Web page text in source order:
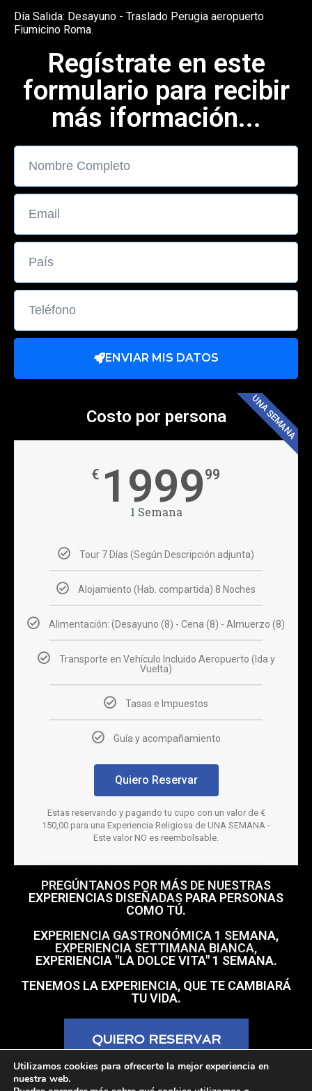
Día Salida: Desayuno - Traslado Perugia aeropuerto
Fiumicino Roma.
Regístrate en este
formulario para recibir
más iformación...
ENVIAR MIS DATOS
Costo por persona
€ 199999
1 Semana
Tour 7 Días (Según Descripción adjunta)
Alojamiento (Hab. compartida) 8 Noches
Alimentación: (Desayuno (8) - Cena (8) - Almuerzo (8)
Transporte en Vehículo Incluido Aeropuerto (Ida y
Vuelta)
Tasas e Impuestos
Guía y acompañamiento
Quiero Reservar
Estas reservando y pagando tu cupo con un valor de €
150,00 para una Experiencia Religiosa de UNA SEMANA -
Este valor NO es reembolsable.
UNA SEMANA
PREGÚNTANOS POR MÁS DE NUESTRAS
EXPERIENCIAS DISEÑADAS PARA PERSONAS
COMO TÚ.
EXPERIENCIA GASTRONÓMICA 1 SEMANA,
EXPERIENCIA SETTIMANA BIANCA,
EXPERIENCIA "LA DOLCE VITA" 1 SEMANA.
TENEMOS LA EXPERIENCIA, QUE TE CAMBIARÁ
TU VIDA.
QUIERO RESERVAR
Estas reservando y pagando tu cupo con un valor de €
Utilizamos cookies para ofrecerte la mejor experiencia en
nuestra web.